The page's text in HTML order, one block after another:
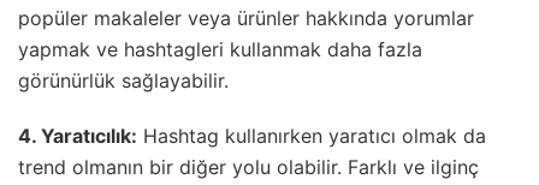
popüler makaleler veya ürünler hakkında yorumlar
yapmak ve hashtagleri kullanmak daha fazla
görünürlük sağlayabilir.
4. Yaratıcılık: Hashtag kullanırken yaratıcı olmak da
trend olmanın bir diğer yolu olabilir. Farklı ve ilginç